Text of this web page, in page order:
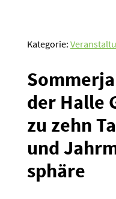
Kategorie:
der Halle
zu zehn
und
sphäre